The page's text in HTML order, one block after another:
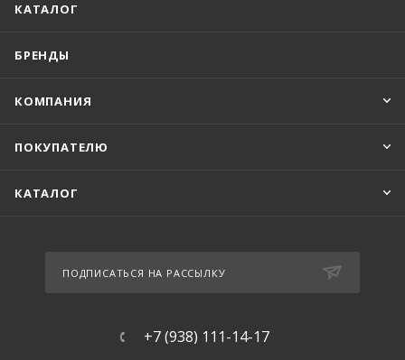
КАТАЛОГ
БРЕНДЫ
КОМПАНИЯ
ПОКУПАТЕЛЮ
КАТАЛОГ
ПОДПИСАТЬСЯ НА РАССЫЛКУ
+7 (938) 111-14-17